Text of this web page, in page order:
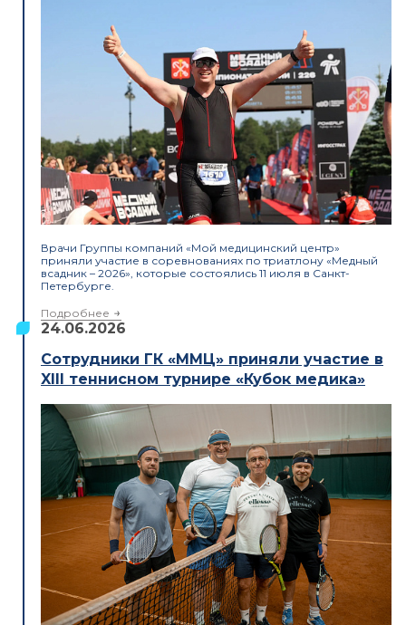
Врачи Группы компаний «Мой медицинский центр»
приняли участие в соревнованиях по триатлону «Медный
всадник – 2026», которые состоялись 11 июля в Санкт-
Петербурге.
Подробнее
24.06.2026
Сотрудники ГК «ММЦ» приняли участие в
XIII теннисном турнире «Кубок медика»